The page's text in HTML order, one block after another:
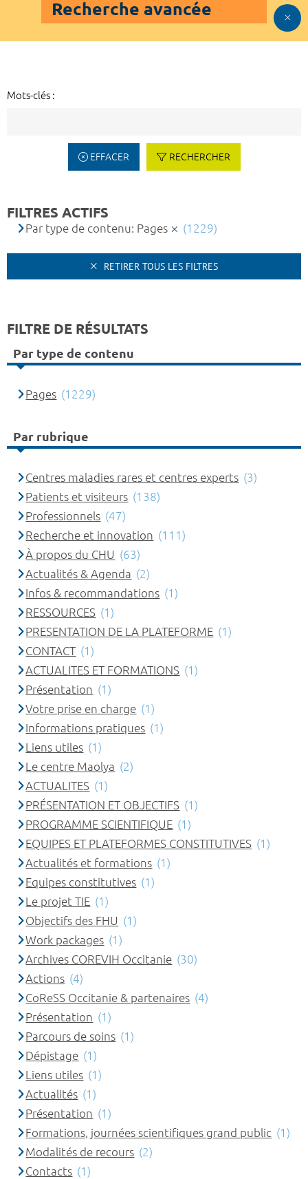
Recherche avancée
Mots-clés :
EFFACER RECHERCHER
FILTRES ACTIFS
Par type de contenu: Pages (1229)
RETIRER TOUS LES FILTRES
FILTRE DE RÉSULTATS
Par type de contenu
Pages (1229)
Par rubrique
Centres maladies rares et centres experts (3)
Patients et visiteurs (138)
Professionnels (47)
Recherche et innovation (111)
À propos du CHU (63)
Actualités & Agenda (2)
Infos & recommandations (1)
RESSOURCES (1)
PRESENTATION DE LA PLATEFORME (1)
CONTACT (1)
ACTUALITES ET FORMATIONS (1)
Présentation (1)
Votre prise en charge (1)
Informations pratiques (1)
Liens utiles (1)
Le centre Maolya (2)
ACTUALITES (1)
PRÉSENTATION ET OBJECTIFS (1)
PROGRAMME SCIENTIFIQUE (1)
EQUIPES ET PLATEFORMES CONSTITUTIVES (1)
Actualités et formations (1)
Equipes constitutives (1)
Le projet TIE (1)
Objectifs des FHU (1)
Work packages (1)
Archives COREVIH Occitanie (30)
Actions (4)
CoReSS Occitanie & partenaires (4)
Présentation (1)
Parcours de soins (1)
Dépistage (1)
Liens utiles (1)
Actualités (1)
Présentation (1)
Formations, journées scientifiques grand public (1)
Modalités de recours (2)
Contacts (1)